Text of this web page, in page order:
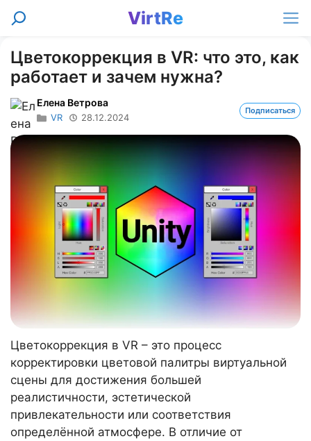
Перейти
VirtRe
Поиск
Цветокоррекция в VR: что это, как
работает и зачем нужна?
Елена Ветрова
VR 28.12.2024
Подписаться
Цветокоррекция в VR – это процесс
корректировки цветовой палитры виртуальной
сцены для достижения большей
реалистичности, эстетической
привлекательности или соответствия
определённой атмосфере. В отличие от